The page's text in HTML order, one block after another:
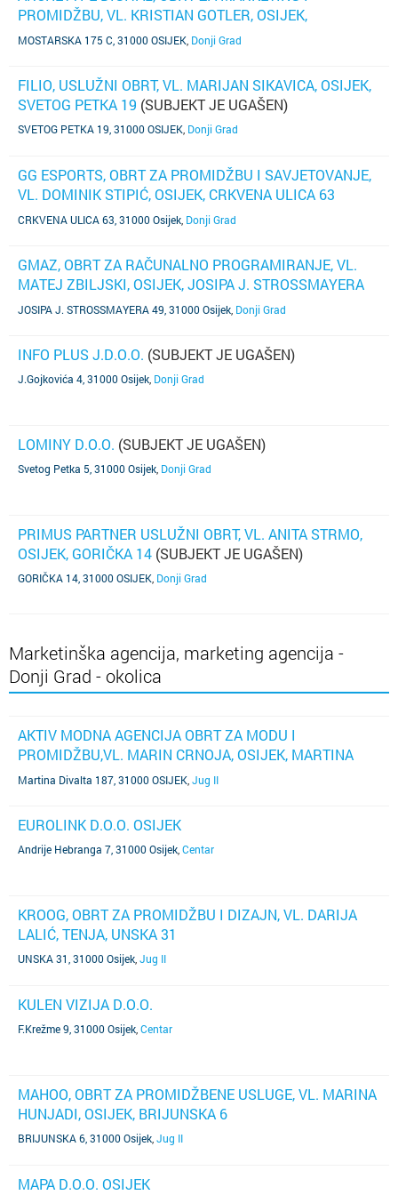
PROMIDŽBU, VL. KRISTIAN GOTLER, OSIJEK,
MOSTARSKA 175C(SUBJEKT JE UGAŠEN)
MOSTARSKA 175 C, 31000 OSIJEK Donji Grad
FILIO, USLUŽNI OBRT, VL. MARIJAN SIKAVICA, OSIJEK,
SVETOG PETKA 19 (SUBJEKT JE UGAŠEN)
SVETOG PETKA 19, 31000 OSIJEK Donji Grad
GG ESPORTS, OBRT ZA PROMIDŽBU I SAVJETOVANJE,
VL. DOMINIK STIPIĆ, OSIJEK, CRKVENA ULICA 63
(SUBJEKT JE UGAŠEN)
CRKVENA ULICA 63, 31000 Osijek Donji Grad
GMAZ, OBRT ZA RAČUNALNO PROGRAMIRANJE, VL.
MATEJ ZBILJSKI, OSIJEK, JOSIPA J. STROSSMAYERA
49(SUBJEKT JE UGAŠEN)
JOSIPA J. STROSSMAYERA 49, 31000 Osijek Donji Grad
INFO PLUS J.D.O.O. (SUBJEKT JE UGAŠEN)
J.Gojkovića 4, 31000 Osijek Donji Grad
LOMINY D.O.O. (SUBJEKT JE UGAŠEN)
Svetog Petka 5, 31000 Osijek Donji Grad
PRIMUS PARTNER USLUŽNI OBRT, VL. ANITA STRMO,
OSIJEK, GORIČKA 14 (SUBJEKT JE UGAŠEN)
GORIČKA 14, 31000 OSIJEK Donji Grad
Marketinška agencija, marketing agencija -
Donji Grad - okolica
AKTIV MODNA AGENCIJA OBRT ZA MODU I
PROMIDŽBU,VL. MARIN CRNOJA, OSIJEK, MARTINA
DIVALTA 187
Martina Divalta 187, 31000 OSIJEK Jug II
EUROLINK D.O.O. OSIJEK
Andrije Hebranga 7, 31000 Osijek Centar
KROOG, OBRT ZA PROMIDŽBU I DIZAJN, VL. DARIJA
LALIĆ, TENJA, UNSKA 31
UNSKA 31, 31000 Osijek Jug II
KULEN VIZIJA D.O.O.
F.Krežme 9, 31000 Osijek Centar
MAHOO, OBRT ZA PROMIDŽBENE USLUGE, VL. MARINA
HUNJADI, OSIJEK, BRIJUNSKA 6
BRIJUNSKA 6, 31000 Osijek Jug II
MAPA D.O.O. OSIJEK